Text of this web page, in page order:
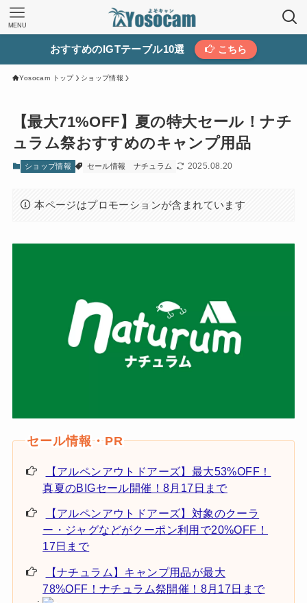
MENU
おすすめのIGTテーブル10選 こちら
Yosocam トップ ショップ情報
【最大71%OFF】夏の特大セール！ナチ
ュラム祭おすすめのキャンプ用品
ショップ情報 セール情報 ナチュラム 2025.08.20
本ページはプロモーションが含まれています
【アルペンアウトドアーズ】最大53%OFF！
真夏のBIGセール開催！8月17日まで
【アルペンアウトドアーズ】対象のクーラ
ー・ジャグなどがクーポン利用で20%OFF！
17日まで
【ナチュラム】キャンプ用品が最大
78%OFF！ナチュラム祭開催！8月17日まで